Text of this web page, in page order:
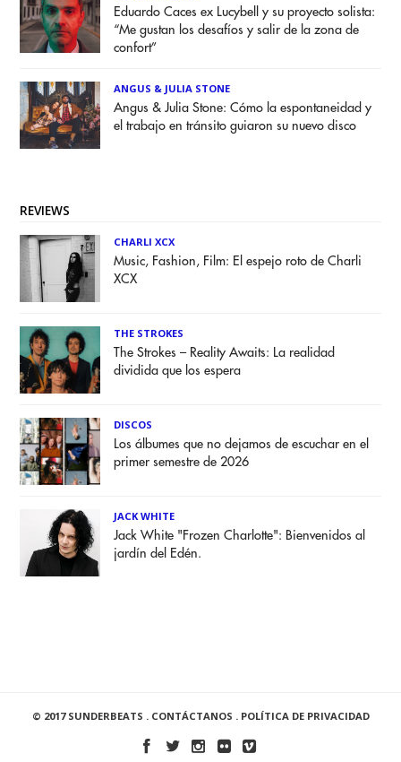
Eduardo Caces ex Lucybell y su proyecto solista:
“Me gustan los desafíos y salir de la zona de
confort”
ANGUS & JULIA STONE
Angus & Julia Stone: Cómo la espontaneidad y
el trabajo en tránsito guiaron su nuevo disco
REVIEWS
CHARLI XCX
Music, Fashion, Film: El espejo roto de Charli
XCX
THE STROKES
The Strokes – Reality Awaits: La realidad
dividida que los espera
DISCOS
Los álbumes que no dejamos de escuchar en el
primer semestre de 2026
JACK WHITE
Jack White "Frozen Charlotte": Bienvenidos al
jardín del Edén.
© 2017 SUNDERBEATS . CONTÁCTANOS . POLÍTICA DE PRIVACIDAD